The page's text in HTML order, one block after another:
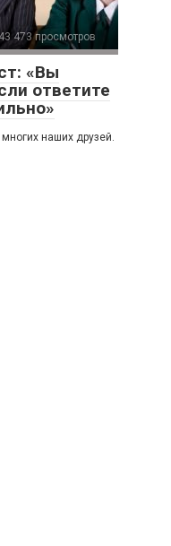
43 473 просмотров
«Вы
ответите
наших друзей.